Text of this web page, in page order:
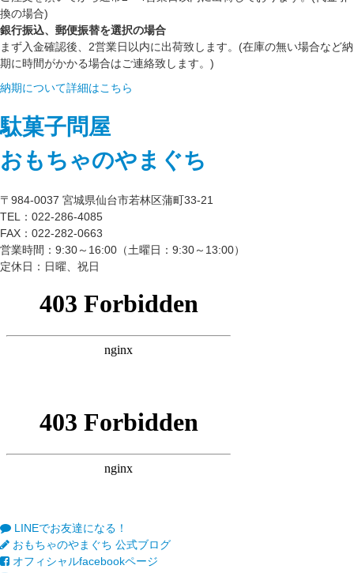
換の場合)
銀行振込、郵便振替を選択の場合
まず入金確認後、2営業日以内に出荷致します。(在庫の無い場合など納
期に時間がかかる場合はご連絡致します。)
納期について詳細はこちら
駄菓子問屋
おもちゃのやまぐち
〒984-0037 宮城県仙台市若林区蒲町33-21
TEL：022-286-4085
FAX：022-282-0663
営業時間：9:30～16:00（土曜日：9:30～13:00）
定休日：日曜、祝日
LINEでお友達になる！
おもちゃのやまぐち 公式ブログ
オフィシャルfacebookページ